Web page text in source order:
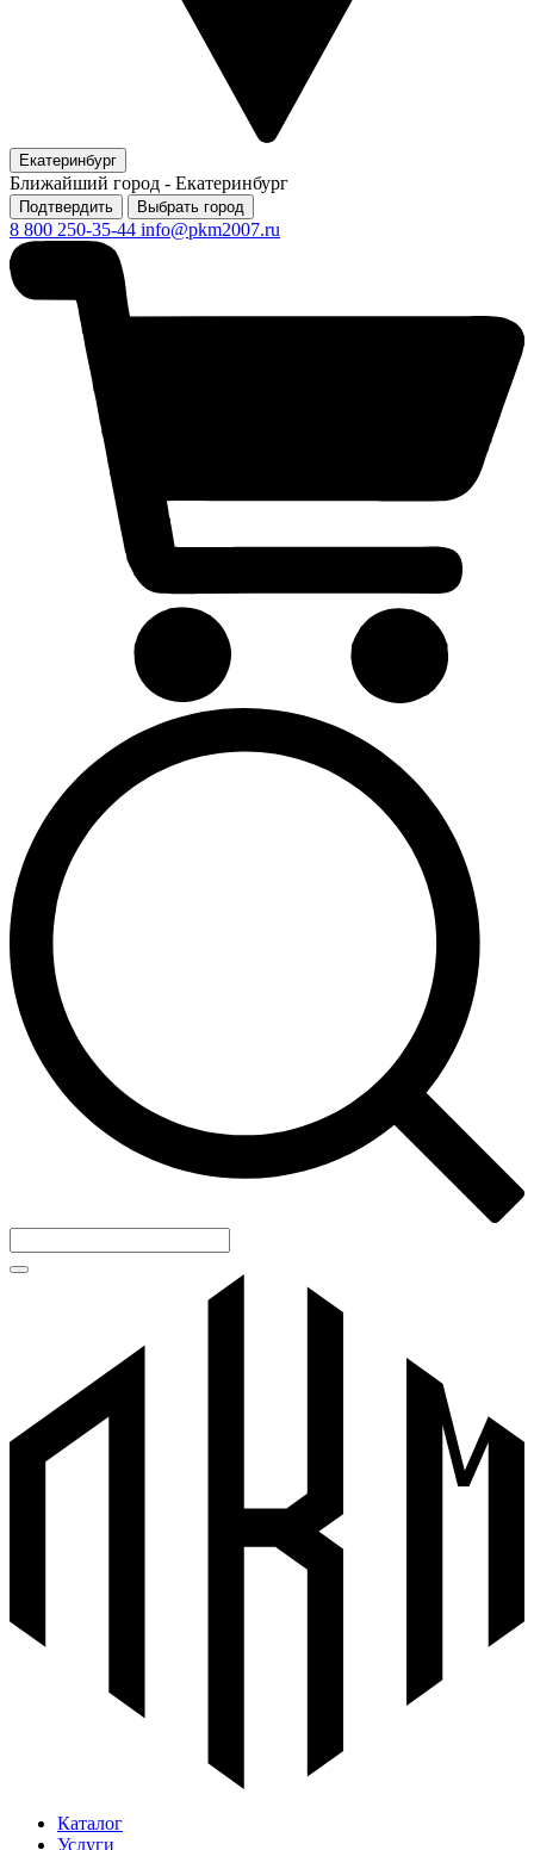
Екатеринбург
Ближайший город - Екатеринбург
Подтвердить Выбрать город
8 800 250-35-44 info@pkm2007.ru
Каталог
Услуги